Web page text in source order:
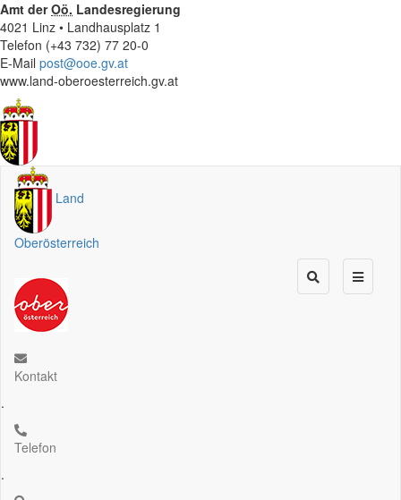
Amt derOö. Landesregierung
4021 Linz • Landhausplatz 1
Telefon (+43 732) 77 20-0
E-Mail post@ooe.gv.at
www.land-oberoesterreich.gv.at
Land
Oberösterreich
Kontakt
.
Telefon
.